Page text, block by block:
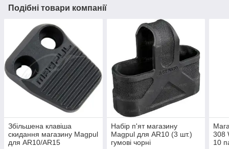
Подібні товари компанії
Збільшена клавіша
скидання магазину Magpul
для AR10/AR15
Набір п'ят магазину
Magpul для AR10 (3 шт.)
гумові чорні
308
10